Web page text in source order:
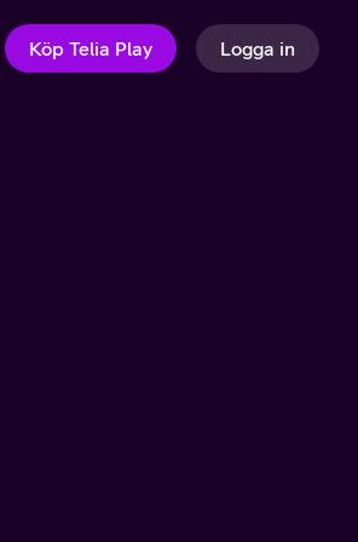
Köp Telia Play Logga in